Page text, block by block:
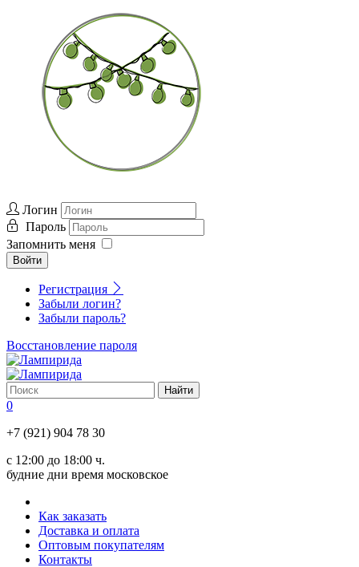
Логин
Пароль
Запомнить меня
Войти
Регистрация
Забыли логин?
Забыли пароль?
Восстановление пароля
0
+7 (921) 904 78 30
с 12:00 до 18:00 ч.
будние дни время московское
Как заказать
Доставка и оплата
Оптовым покупателям
Контакты